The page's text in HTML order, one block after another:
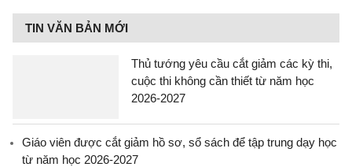
TIN VĂN BẢN MỚI
Thủ tướng yêu cầu cắt giảm các kỳ thi,
cuộc thi không cần thiết từ năm học
2026-2027
Giáo viên được cắt giảm hồ sơ, sổ sách để tập trung dạy học
từ năm học 2026-2027